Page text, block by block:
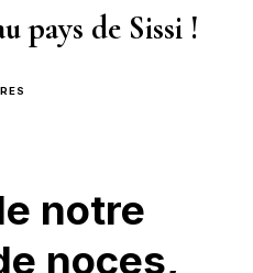
pays de Sissi !
SISSI
!
notre
noces,